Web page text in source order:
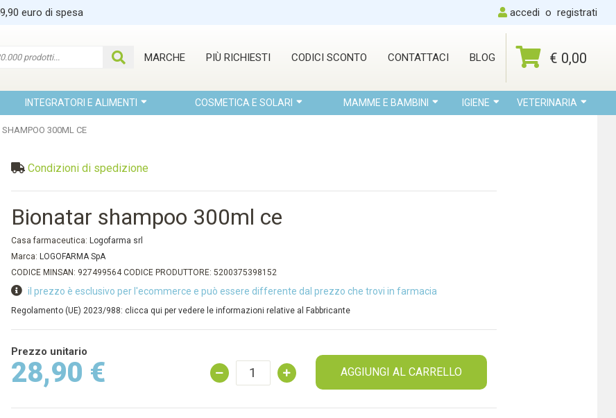
euro di spesa accedi o registrati
MARCHE PIÙ RICHIESTI CODICI SCONTO CONTATTACI BLOG € 0,00
INTEGRATORI E ALIMENTI COSMETICA E SOLARI MAMME E BAMBINI IGIENE VETERINARIA
SHAMPOO 300ML CE
Condizioni di spedizione
Bionatar shampoo 300ml ce
Casa farmaceutica: Logofarma srl
Marca: LOGOFARMA SpA
CODICE MINSAN: 927499564 CODICE PRODUTTORE: 5200375398152
il prezzo è esclusivo per l'ecommerce e può essere differente dal prezzo che trovi in farmacia
Regolamento (UE) 2023/988: clicca qui per vedere le informazioni relative al Fabbricante
Prezzo unitario
28,90 € AGGIUNGI AL CARRELLO